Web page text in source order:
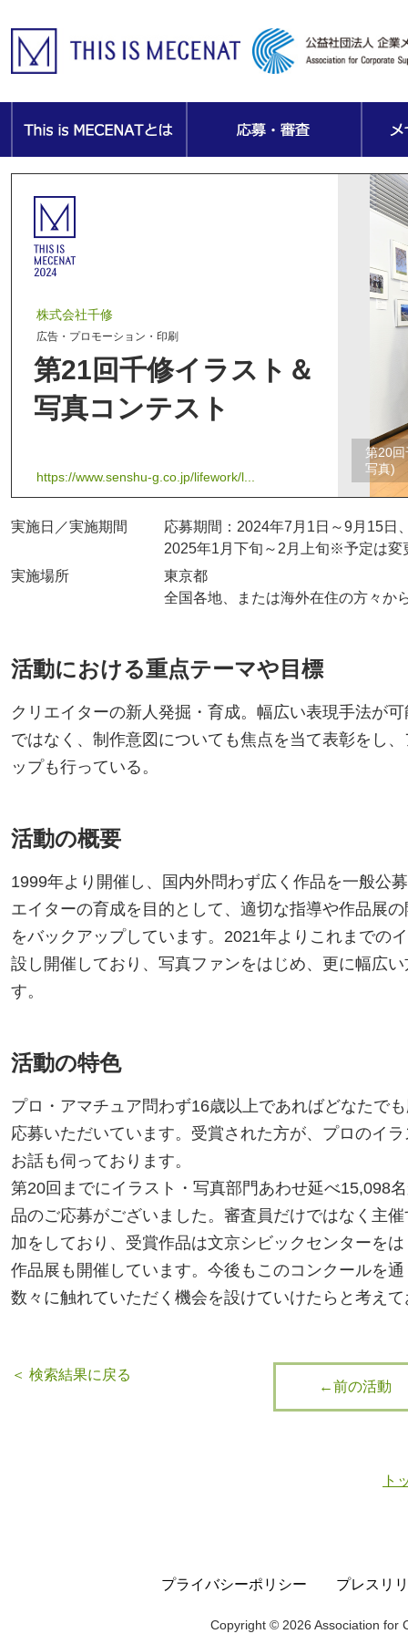
株式会社千修
広告・プロモーション・印刷
第21回千修イラスト＆
写真コンテスト
https://www.senshu-g.co.jp/lifework/l...
第20
写真)
実施日／実施期間
応募期間：2024年7月1日～9月15日
2025年1月下旬～2月上旬※予定は変
実施場所
東京都
全国各地、または海外在住の方々か
活動における重点テーマや目標
クリエイターの新人発掘・育成。幅広い表現手法が
ではなく、制作意図についても焦点を当て表彰をし
ップも行っている。
活動の概要
1999年より開催し、国内外問わず広く作品を一般公
エイターの育成を目的として、適切な指導や作品展
をバックアップしています。2021年よりこれまでの
設し開催しており、写真ファンをはじめ、更に幅広
す。
活動の特色
プロ・アマチュア問わず16歳以上であればどなたで
応募いただいています。受賞された方が、プロのイ
お話も伺っております。
第20回までにイラスト・写真部門あわせ延べ15,098
品のご応募がございました。審査員だけではなく主
加をしており、受賞作品は文京シビックセンターを
作品展も開催しています。今後もこのコンクールを
数々に触れていただく機会を設けていけたらと考え
＜ 検索結果に戻る
←前の活動
ト
プライバシーポリシー プレスリ
Copyright © 2026 Association for